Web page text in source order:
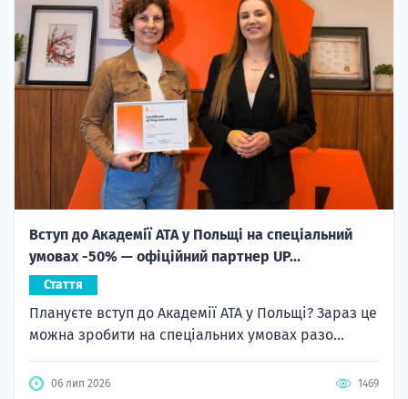
Вступ до Академії ATA у Польщі на спеціальний
умовах -50% — офіційний партнер UP...
Стаття
Плануєте вступ до Академії ATA у Польщі? Зараз це
можна зробити на спеціальних умовах разо...
06 лип 2026 1469